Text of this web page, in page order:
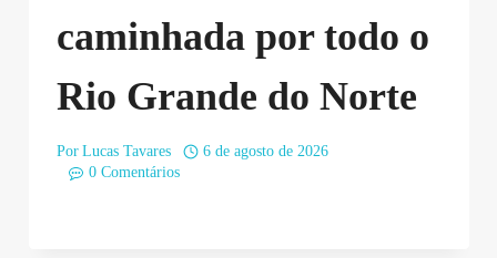
caminhada por todo o
Rio Grande do Norte
Por Lucas Tavares
6 de agosto de 2026
0 Comentários